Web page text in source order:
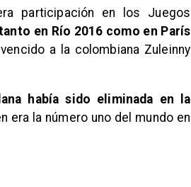
participación en los Juegos
en Río 2016 como en París
a la colombiana Zuleinny
había sido eliminada en la
era la número uno del mundo en